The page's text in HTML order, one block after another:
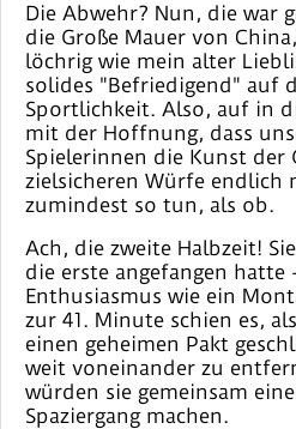
Die Abwehr? Nun, die war
die Große Mauer von
löchrig wie mein alter
solides "Befriedigend" auf
Sportlichkeit. Also, auf in
mit der Hoffnung, dass
Spielerinnen die Kunst der
zielsicheren Würfe endlich
zumindest so tun, als ob.
Ach, die zweite Halbzeit!
die erste angefangen hatte
Enthusiasmus wie ein
zur 41. Minute schien es,
einen geheimen Pakt
weit voneinander zu
würden sie gemeinsam
Spaziergang machen.